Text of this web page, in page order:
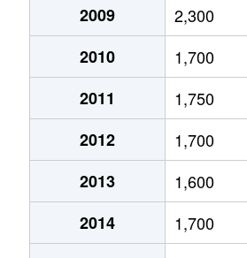
尾浜町
1,500万円
尾浜町
1,700万円
尾浜町
1,100万円
上坂部
5,400万円
上坂部
3,600万円
上坂部
4,800万円
2009
2,300
2010
1,700
2011
1,750
2012
1,700
2013
1,600
2014
1,700